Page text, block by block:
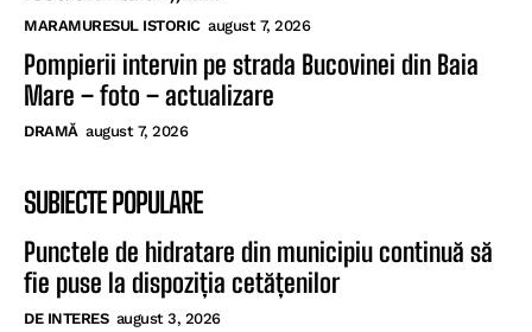
MARAMURESUL ISTORIC august 7, 2026
Pompierii intervin pe strada Bucovinei din Baia
Mare – foto – actualizare
DRAMĂ august 7, 2026
SUBIECTE POPULARE
Punctele de hidratare din municipiu continuă să
fie puse la dispoziția cetățenilor
DE INTERES august 3, 2026